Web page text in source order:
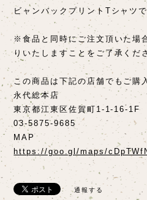
ビャンバックプリントTシャツ
※食品と同時にご注文頂いた場
りいたしますことをご了承くだ
この商品は下記の店舗でもご購
永代総本店
東京都江東区佐賀町1-1-16-1F
03-5875-9685
MAP
https://goo.gl/maps/
通報する